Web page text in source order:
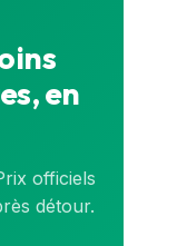
en
officiels
détour.